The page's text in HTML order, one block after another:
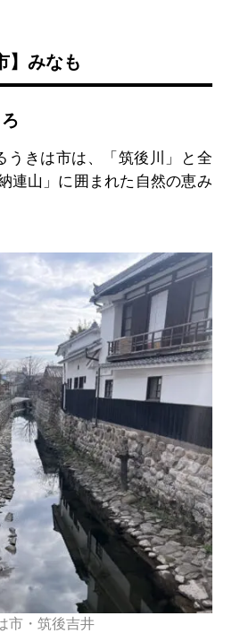
】みなも
うきは市は、「筑後川」と全
連山」に囲まれた自然の恵み
市・筑後吉井